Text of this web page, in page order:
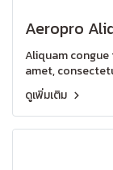
Aeropro
Aliquam
amet,
ดูเพิ่มเติม